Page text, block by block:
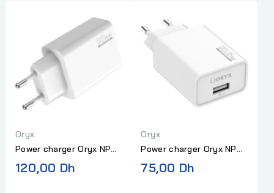
Oryx
Power charger Oryx NPC-
118, fast charge 18W
120,00 Dh
Oryx
Power charger Oryx NPC-
115, fast charge 10,5W
75,00 Dh